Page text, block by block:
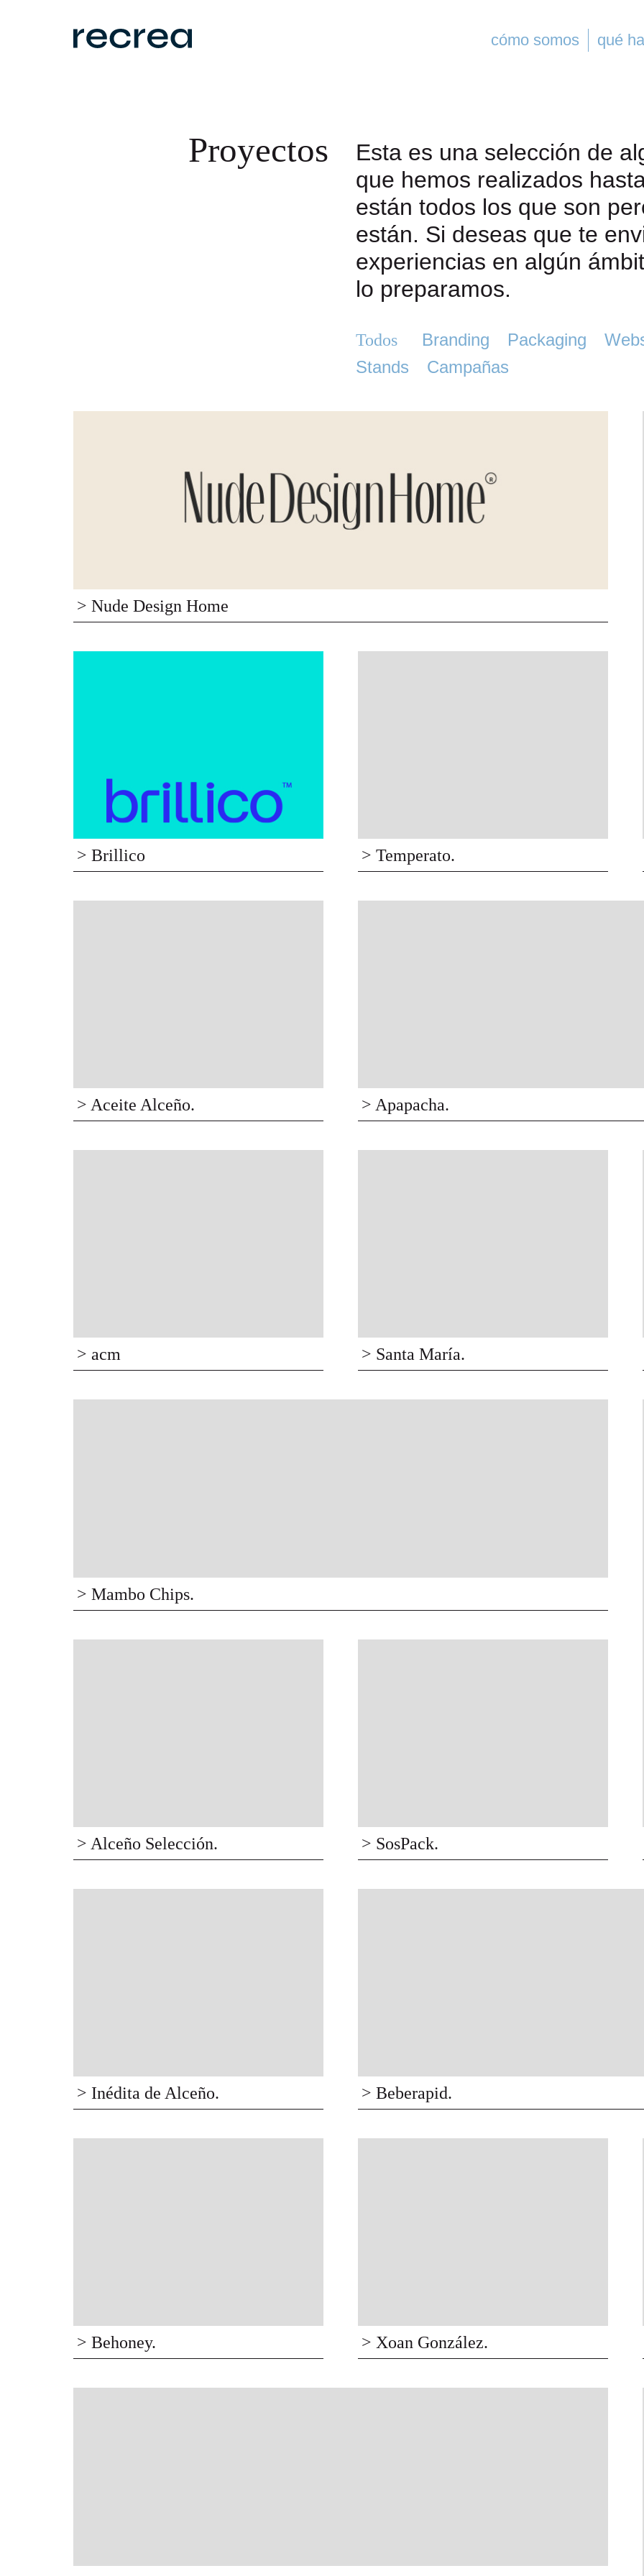
cómo somos qué
Proyectos
Esta es una selección de
que hemos realizados
están todos los que son
están. Si deseas que te
experiencias en algún
lo preparamos.
Todos Branding Packaging
Stands
Campañas
> Nude Design Home
> Brillico > Temperato.
> Aceite Alceño. > Apapacha.
> acm > Santa María.
> Mambo Chips.
> Alceño Selección. > SosPack.
> Inédita de Alceño. > Beberapid.
> Behoney. > Xoan González.